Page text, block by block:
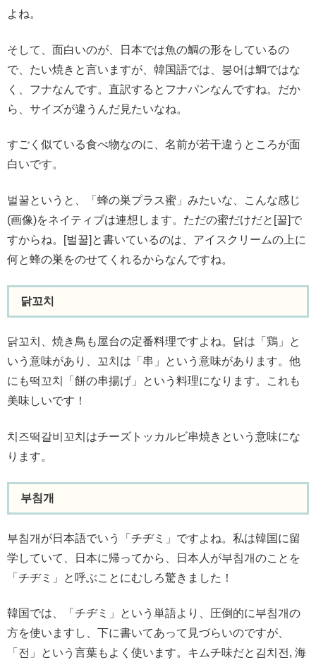
よね。
そして、面白いのが、日本では魚の鯛の形をしているの
で、たい焼きと言いますが、韓国語では、붕어は鯛ではな
く、フナなんです。直訳するとフナパンなんですね。だか
ら、サイズが違うんだ見たいなね。
すごく似ている食べ物なのに、名前が若干違うところが面
白いです。
벌꿀というと、「蜂の巣プラス蜜」みたいな、こんな感じ
(画像)をネイティブは連想します。ただの蜜だけだと[꿀]で
すからね。[벌꿀]と書いているのは、アイスクリームの上に
何と蜂の巣をのせてくれるからなんですね。
닭꼬치
닭꼬치、焼き鳥も屋台の定番料理ですよね。닭は「鶏」と
いう意味があり、꼬치は「串」という意味があります。他
にも떡꼬치「餅の串揚げ」という料理になります。これも
美味しいです！
치즈떡갈비꼬치はチーズトッカルビ串焼きという意味にな
ります。
부침개
부침개が日本語でいう「チヂミ」ですよね。私は韓国に留
学していて、日本に帰ってから、日本人が부침개のことを
「チヂミ」と呼ぶことにむしろ驚きました！
韓国では、「チヂミ」という単語より、圧倒的に부침개の
方を使いますし、下に書いてあって見づらいのですが、
「전」という言葉もよく使います。キムチ味だと김치전, 海